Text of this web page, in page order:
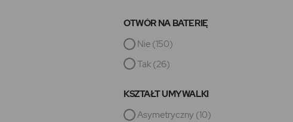
OTWÓR NA BATERIĘ
Nie (150)
Tak (26)
KSZTAŁT UMYWALKI
Asymetryczny (10)